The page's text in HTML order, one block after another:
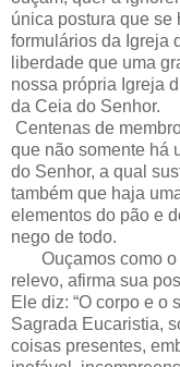
única postura que se
formulários da Igreja
liberdade que uma
nossa própria Igreja
da Ceia do Senhor.
Centenas de
que não somente há
do Senhor, a qual
também que haja
elementos do pão e
nego de todo.
Ouçamos como o
relevo, afirma sua
Ele diz: “O corpo e o
Sagrada Eucaristia,
coisas presentes,